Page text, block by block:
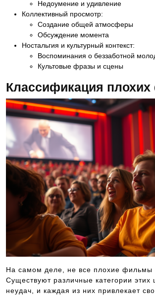
Недоумение и удивление
Коллективный просмотр:
Создание общей атмосферы
Обсуждение момента
Ностальгия и культурный контекст:
Воспоминания о беззаботной
Культовые фразы и сцены
Классификация
На самом деле, не все плохие фильмы
Существуют различные категории этих
неудач, и каждая из них привлекает